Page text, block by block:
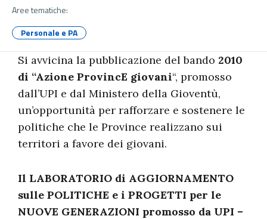
Aree tematiche:
Personale e PA
Si avvicina la pubblicazione del bando 2010
di “Azione ProvincE giovani“, promosso
dall’UPI e dal Ministero della Gioventù,
un’opportunità per rafforzare e sostenere le
politiche che le Province realizzano sui
territori a favore dei giovani.
Il LABORATORIO di AGGIORNAMENTO
sulle POLITICHE e i PROGETTI per le
NUOVE GENERAZIONI promosso da UPI –